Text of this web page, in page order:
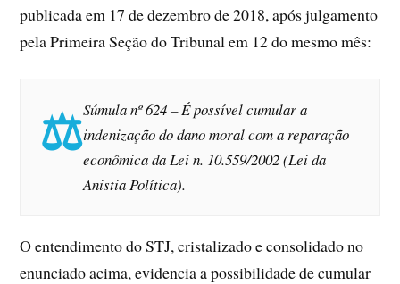
publicada em 17 de dezembro de 2018, após julgamento
pela Primeira Seção do Tribunal em 12 do mesmo mês:
Súmula nº 624 – É possível cumular a
indenização do dano moral com a reparação
econômica da Lei n. 10.559/2002 (Lei da
Anistia Política).
O entendimento do STJ, cristalizado e consolidado no
enunciado acima, evidencia a possibilidade de cumular